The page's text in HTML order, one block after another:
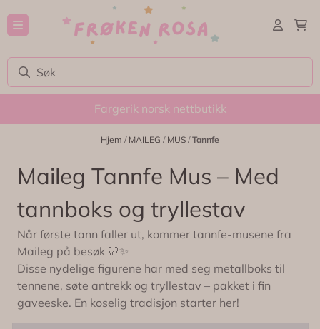
Hopp til innhold
Fargerik norsk nettbutikk
Hjem / MAILEG / MUS /Tannfe
Maileg Tannfe Mus – Med
tannboks og tryllestav
Når første tann faller ut, kommer tannfe-musene fra
Maileg på besøk 🦷✨
Disse nydelige figurene har med seg metallboks til
tennene, søte antrekk og tryllestav – pakket i fin
gaveeske. En koselig tradisjon starter her!